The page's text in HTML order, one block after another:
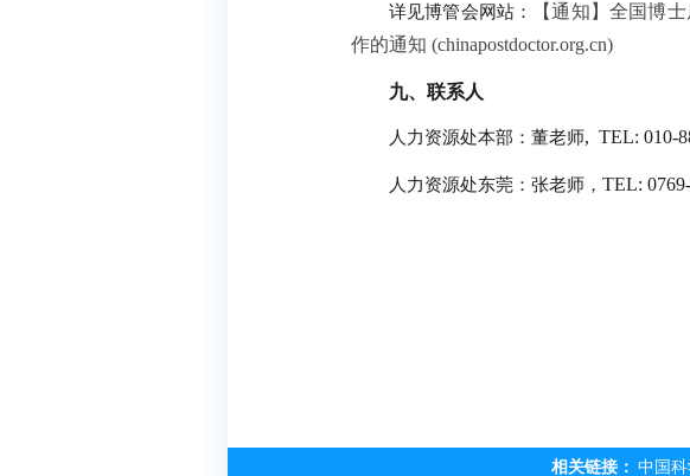
详见博管会网站： 【通知】全国博
作的通知 (chinapostdoctor.org.cn)
九、联系人
人力资源处本部：董老师, TEL: 010-
人力资源处东莞：张老师， TEL:
相关链接： 中国